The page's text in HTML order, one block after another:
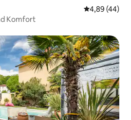
4,89 (44)
Komfort